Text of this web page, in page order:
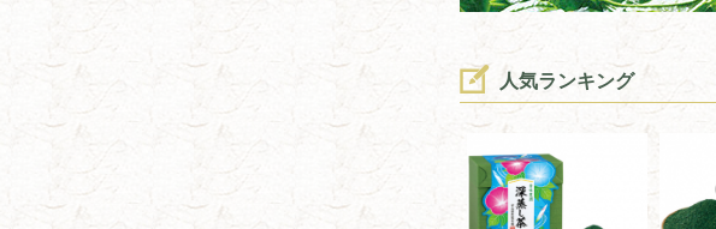
人気ランキング